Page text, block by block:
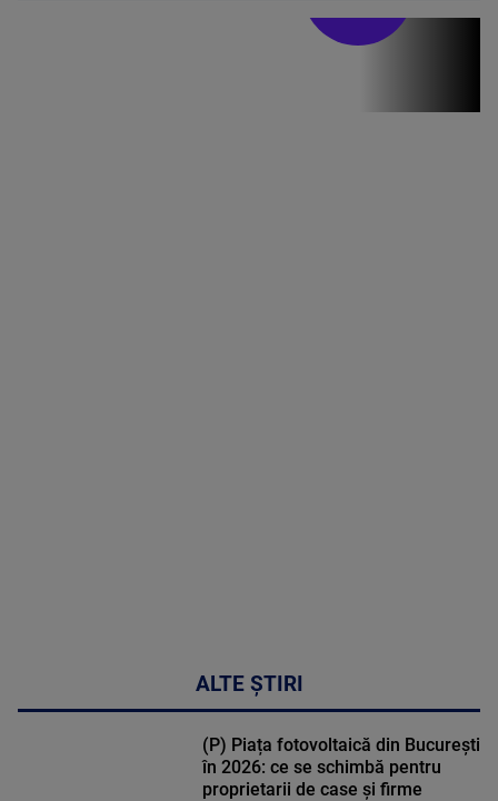
Stirile PRO TV
ALTE ȘTIRI
(P) Piața fotovoltaică din București
în 2026: ce se schimbă pentru
proprietarii de case și firme